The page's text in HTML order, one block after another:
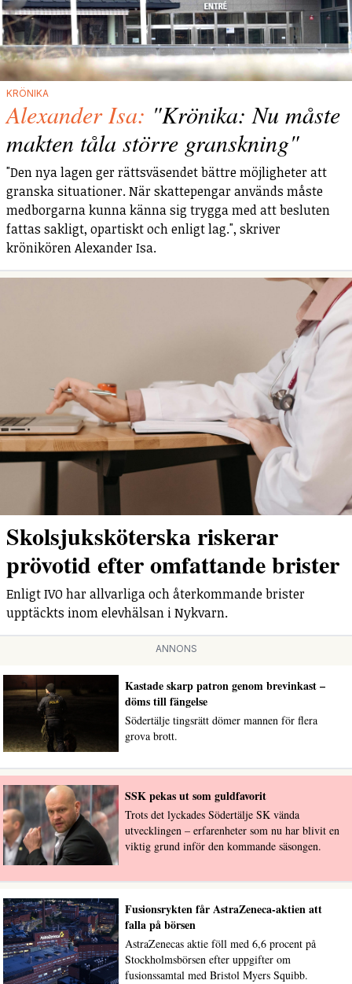
KRÖNIKA
Alexander Isa: "Krönika: Nu måste
makten tåla större granskning"
"Den nya lagen ger rättsväsendet bättre möjligheter att
granska situationer. När skattepengar används måste
medborgarna kunna känna sig trygga med att besluten
fattas sakligt, opartiskt och enligt lag.", skriver
krönikören Alexander Isa.
Skolsjuksköterska riskerar
prövotid efter omfattande brister
Enligt IVO har allvarliga och återkommande brister
upptäckts inom elevhälsan i Nykvarn.
ANNONS
Kastade skarp patron genom brevinkast –
döms till fängelse
Södertälje tingsrätt dömer mannen för flera
grova brott.
SSK pekas ut som guldfavorit
Trots det lyckades Södertälje SK vända
utvecklingen – erfarenheter som nu har blivit en
viktig grund inför den kommande säsongen.
Fusionsrykten får AstraZeneca-aktien att
falla på börsen
AstraZenecas aktie föll med 6,6 procent på
Stockholmsbörsen efter uppgifter om
fusionssamtal med Bristol Myers Squibb.